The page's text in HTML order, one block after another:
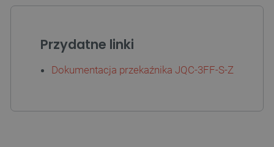
Przydatne linki
Dokumentacja przekaźnika JQC-3FF-S-Z.youtube.com